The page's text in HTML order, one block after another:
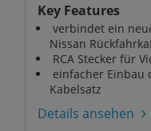
Key Features
verbindet ein
Nissan
RCA Stecker für
einfacher Einbau
Kabelsatz
Details ansehen